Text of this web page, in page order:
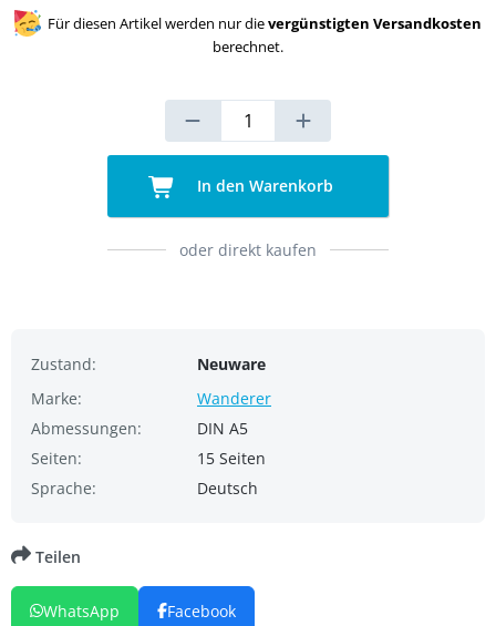
Für diesen Artikel werden nur dievergünstigten Versandkosten
berechnet.
In den Warenkorb
oder direkt kaufen
Zustand:
Neuware
Marke:
Wanderer
Abmessungen:
DIN A5
Seiten:
15 Seiten
Sprache:
Deutsch
Teilen
WhatsApp Facebook